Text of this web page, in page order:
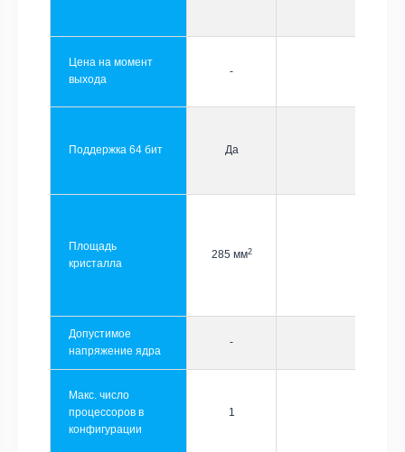
Цена на момент
выхода
-
Поддержка 64 бит Да
Площадь
кристалла
285 мм2
Допустимое
напряжение ядра
-
Макс. число
процессоров в
конфигурации
1